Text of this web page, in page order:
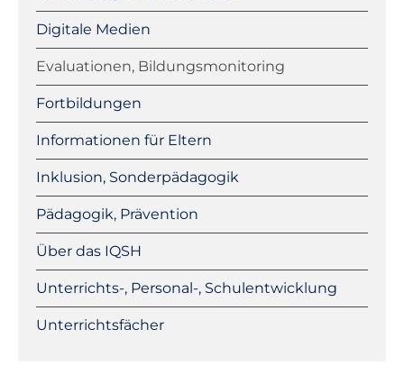
Digitale Medien
Evaluationen, Bildungsmonitoring
Fortbildungen
Informationen für Eltern
Inklusion, Sonderpädagogik
Pädagogik, Prävention
Über das IQSH
Unterrichts-, Personal-, Schulentwicklung
Unterrichtsfächer